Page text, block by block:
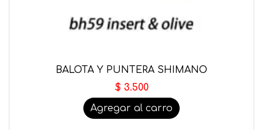
BALOTA Y PUNTERA SHIMANO
$ 3.500
Agregar al carro